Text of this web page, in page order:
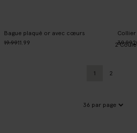
Bague plaqué or avec cœurs
19.9911.99
39.99
2
Page actuelle
1
Précédent
2